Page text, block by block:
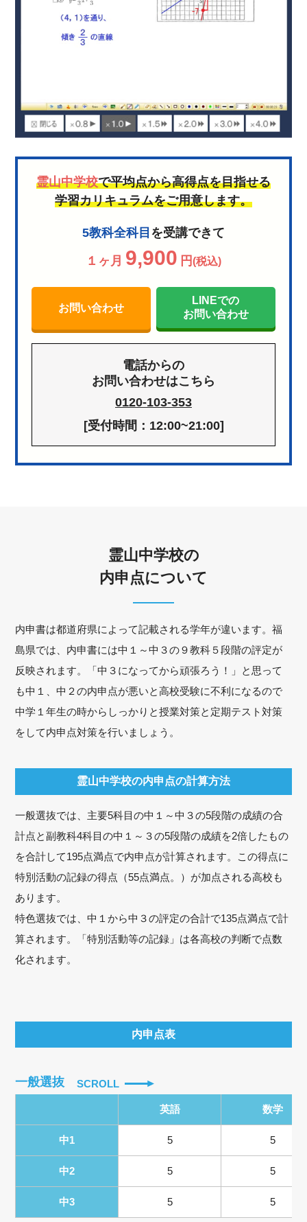
霊山中学校で平均点から高得点を目指せる
学習カリキュラムをご用意します。
5教科全科目 を受講できて
１ヶ月 9,900 円(税込)
お問い合わせ
LINEでの
お問い合わせ
電話からの
お問い合わせはこちら
0120-103-353
[受付時間：12:00~21:00]
霊山中学校の
内申点について
内申書は都道府県によって記載される学年が違います。福
島県では、内申書には中１～中３の９教科５段階の評定が
反映されます。「中３になってから頑張ろう！」と思って
も中１、中２の内申点が悪いと高校受験に不利になるので
中学１年生の時からしっかりと授業対策と定期テスト対策
をして内申点対策を行いましょう。
霊山中学校の内申点の計算方法
一般選抜では、主要5科目の中１～中３の5段階の成績の合
計点と副教科4科目の中１～３の5段階の成績を2倍したもの
を合計して195点満点で内申点が計算されます。この得点に
特別活動の記録の得点（55点満点。）が加点される高校も
あります。
特色選抜では、中１から中３の評定の合計で135点満点で計
算されます。「特別活動等の記録」は各高校の判断で点数
化されます。
内申点表
一般選抜 SCROLL
英語 数学
中1 5 5
中2 5 5
中3 5 5